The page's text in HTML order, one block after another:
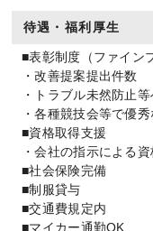
待遇・福利厚生
■表彰制度（ファイン
・改善提案提出件数
・トラブル未然防止
・各種競技会等で優
■資格取得支援
・会社の指示による
■社会保険完備
■制服貸与
■交通費規定内
■マイカー通勤OK